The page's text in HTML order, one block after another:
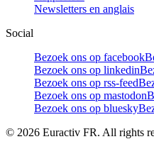
Newsletters en anglais
Social
Bezoek ons op facebook
Bezoek ons op linkedin
Bezoek ons op rss-feed
Bezoek ons op mastodon
Bezoek ons op bluesky
© 2026 Euractiv FR. All rights